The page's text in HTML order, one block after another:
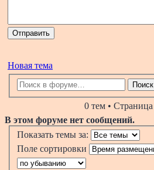
Новая тема
Поиск
0 тем • Страница
В этом форуме нет сообщений.
Показать темы за:
Поле сортировки